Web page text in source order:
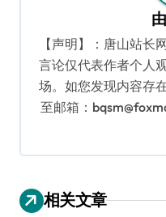
由
【声明】：唐山站长
言论仅代表作者个人
场。如您发现内容存
至邮箱：
相关文章